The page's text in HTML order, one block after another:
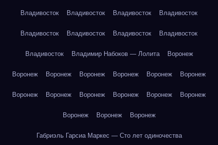
Владивосток Владивосток Владивосток Владивосток
Владивосток Владивосток Владивосток Владивосток
Владивосток Владимир Набоков — Лолита Воронеж
Воронеж Воронеж Воронеж Воронеж Воронеж Воронеж
Воронеж Воронеж Воронеж Воронеж Воронеж Воронеж
Воронеж Воронеж Воронеж
Габриэль Гарсиа Маркес — Сто лет одиночества